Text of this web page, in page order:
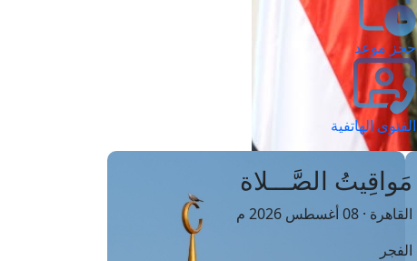
حجز موعد
الفتوى الهاتفية
مَواقِيتُ الصَّـــلاة
القاهرة · 08 أغسطس 2026 م
الفجر